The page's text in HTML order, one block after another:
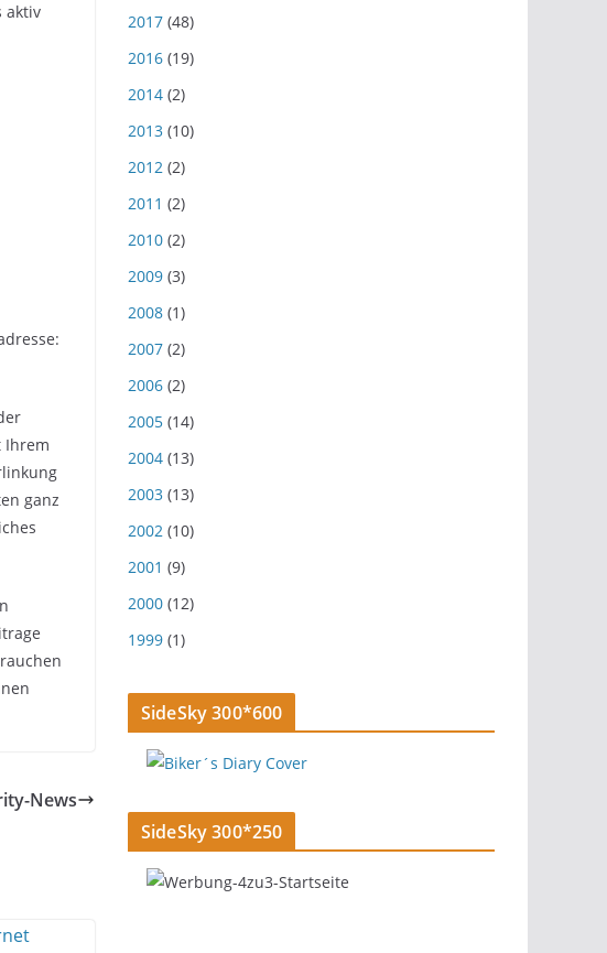
aktiv
Ihrem
ganz
News
2017 (48)
2016 (19)
2014 (2)
2013 (10)
2012 (2)
2011 (2)
2010 (2)
2009 (3)
2008 (1)
2007 (2)
2006 (2)
2005 (14)
2004 (13)
2003 (13)
2002 (10)
2001 (9)
2000 (12)
1999 (1)
SideSky 300*600
SideSky 300*250